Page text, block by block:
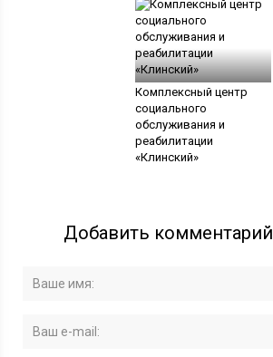
Комплексный центр
социального
обслуживания и
реабилитации
«Клинский»
Добавить комментарий